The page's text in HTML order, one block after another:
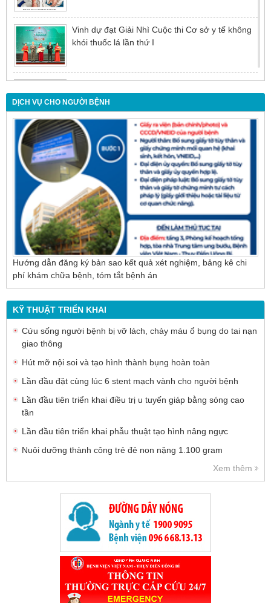
Vinh dự đạt Giải Nhì Cuộc thi Cơ sở y tế không
khói thuốc lá lần thứ I
chậm trễ
Nội soi mật tụy ngược dòng – Giải pháp tối ưu
cho người bệnh sỏi ống mật chủ
DỊCH VỤ CHO NGƯỜI BỆNH
Hướng dẫn đăng ký bản sao kết quả xét nghiệm, bảng kê chi
phí khám chữa bệnh, tóm tắt bệnh án
KỸ THUẬT TRIỂN KHAI
Cứu sống người bệnh bị vỡ lách, chảy máu ổ bụng do tai nạn
giao thông
Hút mỡ nội soi và tạo hình thành bụng hoàn toàn
Lần đầu đặt cùng lúc 6 stent mạch vành cho người bệnh
Lần đầu tiên triển khai điều trị u tuyến giáp bằng sóng cao
tần
Lần đầu tiên triển khai phẫu thuật tạo hình nâng ngực
Nuôi dưỡng thành công trẻ đẻ non nặng 1.100 gram
Xem thêm